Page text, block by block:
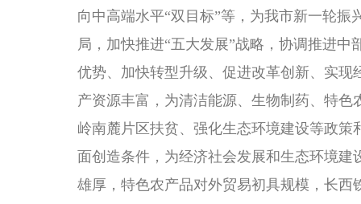
向中高端水平“双目标”等，为我市新一轮
局，加快推进“五大发展”战略，协调推进
优势、加快转型升级、促进改革创新、实
产资源丰富，为清洁能源、生物制药、特
岭南麓片区扶贫、强化生态环境建设等政
面创造条件，为经济社会发展和生态环境
雄厚，特色农产品对外贸易初具规模，长